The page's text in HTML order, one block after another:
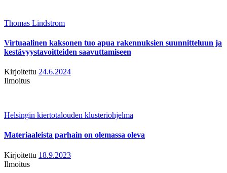
Thomas Lindstrom
Virtuaalinen kaksonen tuo apua rakennuksien suunnitteluun ja
kestävyystavoitteiden saavuttamiseen
Kirjoitettu 24.6.2024
Ilmoitus
Helsingin kiertotalouden klusteriohjelma
Materiaaleista parhain on olemassa oleva
Kirjoitettu 18.9.2023
Ilmoitus